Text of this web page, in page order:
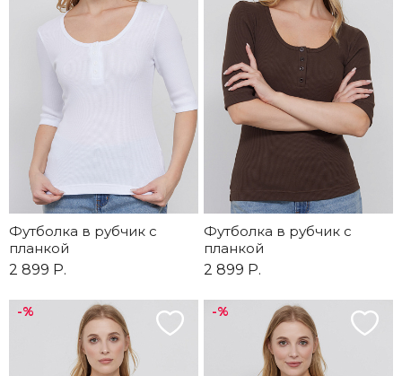
Футболка в рубчик с
планкой
2 899 Р.
Футболка в рубчик с
планкой
2 899 Р.
-% -%